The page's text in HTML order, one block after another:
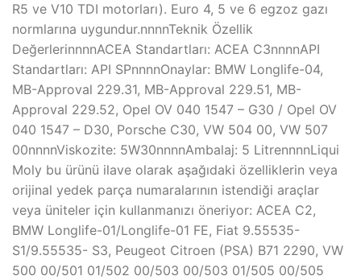
R5 ve V10 TDI motorları). Euro 4, 5 ve 6 egzoz gazı
normlarına uygundur.nnnnTeknik Özellik
DeğerlerinnnnACEA Standartları: ACEA C3nnnnAPI
Standartları: API SPnnnnOnaylar: BMW Longlife-04,
MB-Approval 229.31, MB-Approval 229.51, MB-
Approval 229.52, Opel OV 040 1547 – G30 / Opel OV
040 1547 – D30, Porsche C30, VW 504 00, VW 507
00nnnnViskozite: 5W30nnnnAmbalaj: 5 LitrennnnLiqui
Moly bu ürünü ilave olarak aşağıdaki özelliklerin veya
orijinal yedek parça numaralarının istendiği araçlar
veya üniteler için kullanmanızı öneriyor: ACEA C2,
BMW Longlife-01/Longlife-01 FE, Fiat 9.55535-
S1/9.55535- S3, Peugeot Citroen (PSA) B71 2290, VW
500 00/501 01/502 00/503 00/503 01/505 00/505